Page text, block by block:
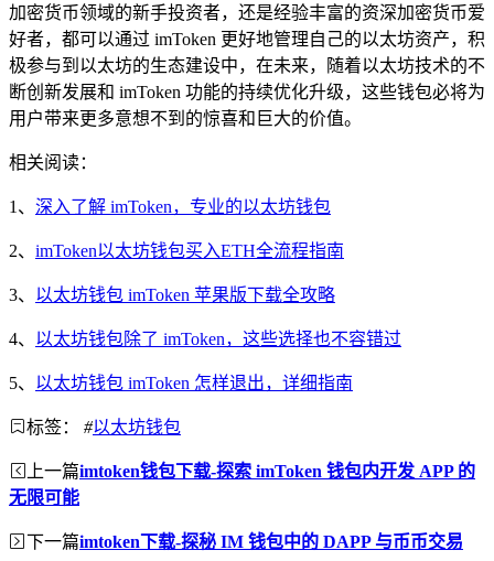
加密货币领域的新手投资者，还是经验丰富的资深加密货币爱
好者，都可以通过 imToken 更好地管理自己的以太坊资产，积
极参与到以太坊的生态建设中，在未来，随着以太坊技术的不
断创新发展和 imToken 功能的持续优化升级，这些钱包必将为
用户带来更多意想不到的惊喜和巨大的价值。
相关阅读：
1、 深入了解 imToken，专业的以太坊钱包
2、 imToken以太坊钱包买入ETH全流程指南
3、 以太坊钱包 imToken 苹果版下载全攻略
4、 以太坊钱包除了 imToken，这些选择也不容错过
5、 以太坊钱包 imToken 怎样退出，详细指南
标签： #以太坊钱包
上一篇imtoken钱包下载-探索 imToken 钱包内开发 APP 的
无限可能
下一篇imtoken下载-探秘 IM 钱包中的 DAPP 与币币交易